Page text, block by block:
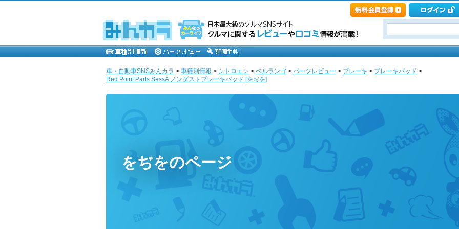
車・自動車SNSみんカラ > 車種別情報 > シトロエン > ベルランゴ > パーツレビュー > ブレーキ > ブレーキパッド >
Red Point Parts SessA ノンダストブレーキパッド [をぢを]
をぢをのページ